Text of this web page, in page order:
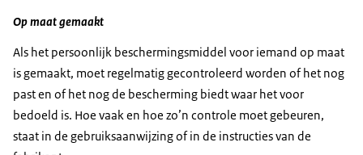
Op maat gemaakt
Als het persoonlijk beschermingsmiddel voor iemand op maat
is gemaakt, moet regelmatig gecontroleerd worden of het nog
past en of het nog de bescherming biedt waar het voor
bedoeld is. Hoe vaak en hoe zo’n controle moet gebeuren,
staat in de gebruiksaanwijzing of in de instructies van de